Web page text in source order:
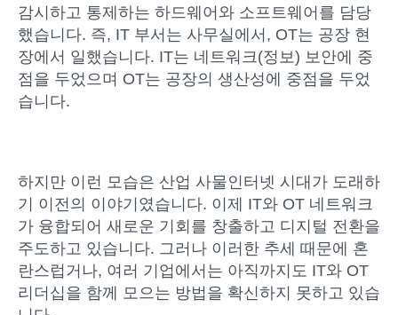
감시하고 통제하는 하드웨어와 소프트웨어를 담당
했습니다. 즉, IT 부서는 사무실에서, OT는 공장 현
장에서 일했습니다. IT는 네트워크(정보) 보안에 중
점을 두었으며 OT는 공장의 생산성에 중점을 두었
습니다.
하지만 이런 모습은 산업 사물인터넷 시대가 도래하
기 이전의 이야기였습니다. 이제 IT와 OT 네트워크
가 융합되어 새로운 기회를 창출하고 디지털 전환을
주도하고 있습니다. 그러나 이러한 추세 때문에 혼
란스럽거나, 여러 기업에서는 아직까지도 IT와 OT
리더십을 함께 모으는 방법을 확신하지 못하고 있습